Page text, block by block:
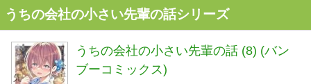
うちの会社の小さい先輩の話シリーズ
うちの会社の小さい先輩の話 (8) (バン
ブーコミックス)